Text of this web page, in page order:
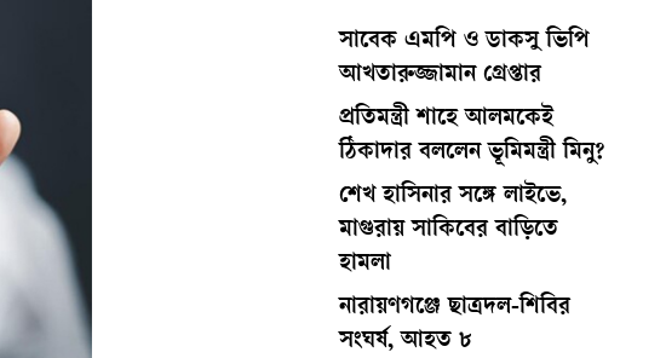
সাবেক এমপি ও ডাকসু ভিপি
আখতারুজ্জামান গ্রেপ্তার
প্রতিমন্ত্রী শাহে আলমকেই
ঠিকাদার বললেন ভূমিমন্ত্রী মিনু?
শেখ হাসিনার সঙ্গে লাইভে,
মাগুরায় সাকিবের বাড়িতে
হামলা
নারায়ণগঞ্জে ছাত্রদল-শিবির
সংঘর্ষ, আহত ৮